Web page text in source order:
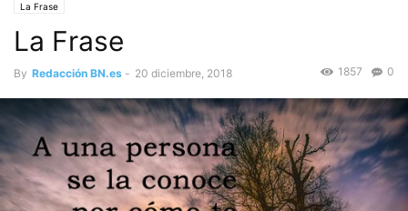
La Frase
La Frase
By Redacción BN.es - 20 diciembre, 2018 0
1857